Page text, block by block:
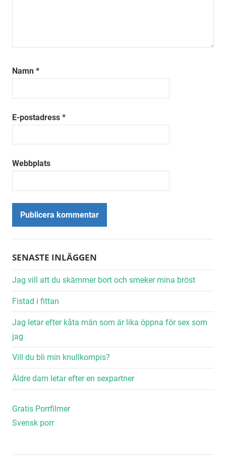
Namn *
E-postadress *
Webbplats
Alternative:
SENASTE INLÄGGEN
Jag vill att du skämmer bort och smeker mina bröst
Fistad i fittan
Jag letar efter kåta män som är lika öppna för sex som
jag
Vill du bli min knullkompis?
Äldre dam letar efter en sexpartner
Gratis Porrfilmer
Svensk porr